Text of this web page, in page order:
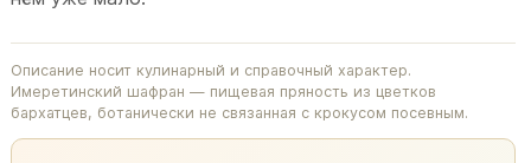
Описание носит кулинарный и справочный характер.
Имеретинский шафран — пищевая пряность из цветков
бархатцев, ботанически не связанная с крокусом посевным.